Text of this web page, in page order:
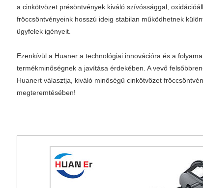
a cinkötvözet présöntvények kiváló szívóssággal,
fröccsöntvényeink hosszú ideig stabilan működhetnek
ügyfelek igényeit.
Ezenkívül a Huaner a technológiai innovációra és a
termékminőségnek a javítása érdekében. A vevő
Huanert választja, kiváló minőségű cinkötvözet
megteremtésében!